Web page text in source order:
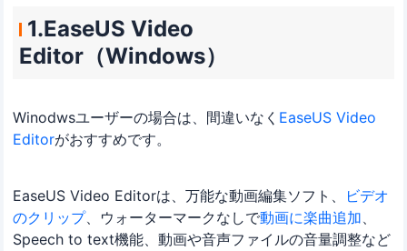
1.EaseUS Video
Editor（Windows）
Winodwsユーザーの場合は、間違いなく EaseUS Video
Editorがおすすめです。
EaseUS Video Editorは、万能な動画編集ソフト、
ビデオ
のクリップ、ウォーターマークなしで動画に楽曲追加、
Speech to text機能、動画や音声ファイルの音量調整など